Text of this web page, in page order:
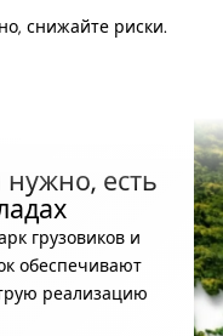
снижайте риски.
есть
грузовиков и
обеспечивают
реализацию